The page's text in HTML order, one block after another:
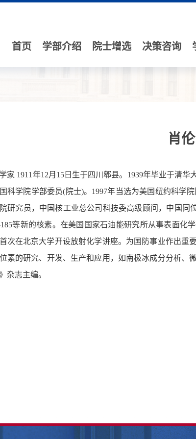
首页 学部介绍 院士增选 决策咨询
肖伦
家 1911年12月15日生于四川郫县。1939年毕业于清
科学院学部委员(院士)。1997年当选为美国纽约科学
研究员，中国核工业总公司科技委高级顾问，中国同
等新的核素。在美国国家石油能研究所从事表面化
次在北京大学开设放射化学讲座。为国防事业作出
素的研究、开发、生产和应用，如南极冰成分分析、
杂志主编。